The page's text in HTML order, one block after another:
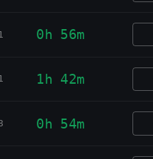
0h 56m
1h 42m
0h 54m